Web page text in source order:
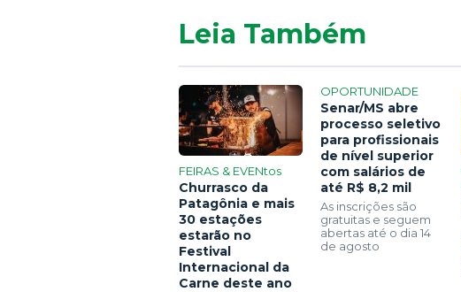
Leia Também
FEIRAS & EVENtos
Churrasco da
Patagônia e mais
30 estações
estarão no
Festival
Internacional da
Carne deste ano
OPORTUNIDADE
Senar/MS abre
processo seletivo
para profissionais
de nível superior
com salários de
até R$ 8,2 mil
As inscrições são
gratuitas e seguem
abertas até o dia 14
de agosto